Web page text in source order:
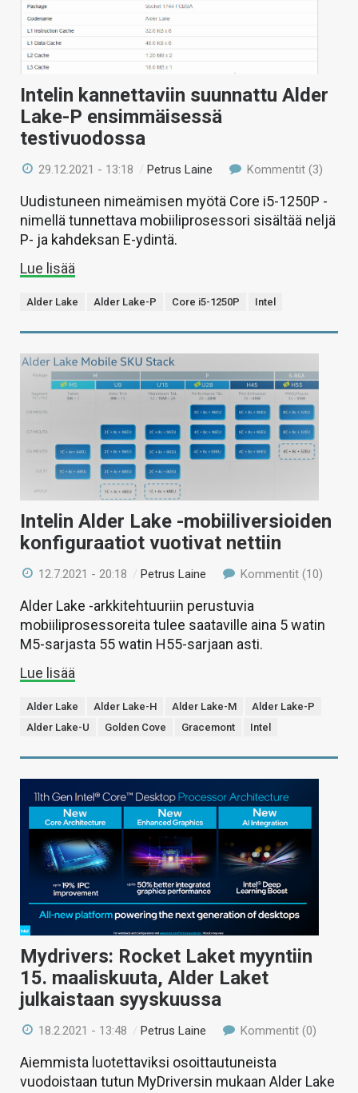
Intelin kannettaviin suunnattu Alder
Lake-P ensimmäisessä
testivuodossa
29.12.2021 - 13:18 /Petrus Laine Kommentit (3)
Uudistuneen nimeämisen myötä Core i5-1250P -
nimellä tunnettava mobiiliprosessori sisältää neljä
P- ja kahdeksan E-ydintä.
Lue lisää
Alder Lake Alder Lake-P Core i5-1250P Intel
Intelin Alder Lake -mobiiliversioiden
konfiguraatiot vuotivat nettiin
12.7.2021 - 20:18 /Petrus Laine Kommentit (10)
Alder Lake -arkkitehtuuriin perustuvia
mobiiliprosessoreita tulee saataville aina 5 watin
M5-sarjasta 55 watin H55-sarjaan asti.
Lue lisää
Alder Lake Alder Lake-H Alder Lake-M
Alder Lake-P
Alder Lake-U
Golden Cove Gracemont Intel
Mydrivers: Rocket Laket myyntiin
15. maaliskuuta, Alder Laket
julkaistaan syyskuussa
18.2.2021 - 13:48 /Petrus Laine Kommentit (0)
Aiemmista luotettaviksi osoittautuneista
vuodoistaan tutun MyDriversin mukaan Alder Lake